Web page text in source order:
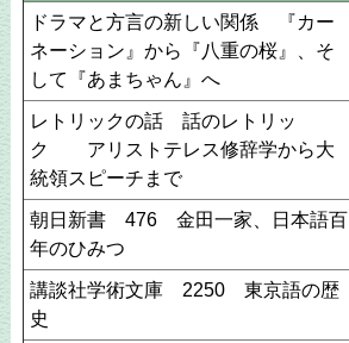
ドラマと方言の新しい関係 『カー
ネーション』から『八重の桜』、そ
して『あまちゃん』へ
レトリックの話 話のレトリッ
ク アリストテレス修辞学から大
統領スピーチまで
朝日新書 476 金田一家、日本語百
年のひみつ
講談社学術文庫 2250 東京語の歴
史